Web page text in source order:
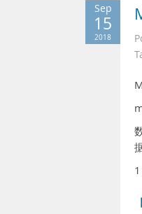
Sep
15
2018